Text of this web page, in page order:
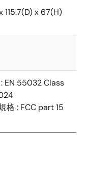
115.7(D) x 67(H)
EN 55032 Class
格 : FCC part 15